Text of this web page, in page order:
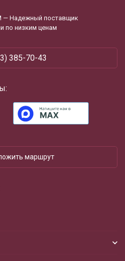
— Надежный поставщик
по низким ценам
385-70-43
маршрут